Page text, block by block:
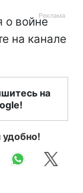
войне
на канале
на
удобно!